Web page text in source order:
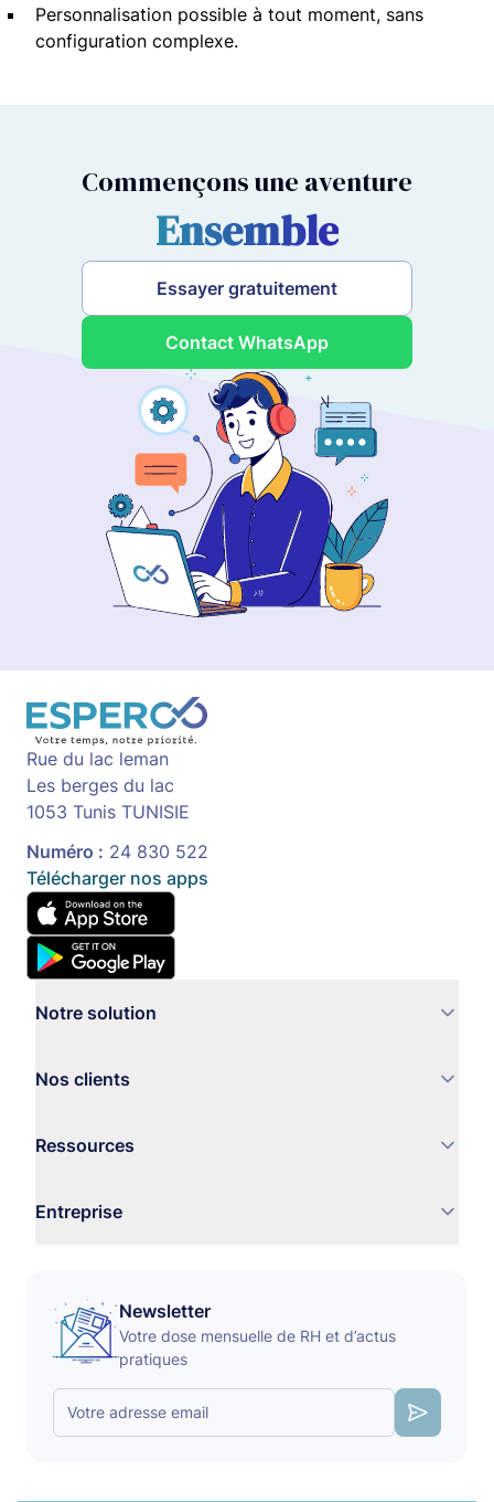
Personnalisation possible à tout moment, sans
configuration complexe.
Commençons une aventure
Ensemble
Essayer gratuitement
Contact WhatsApp
Rue du lac leman
Les berges du lac
1053 Tunis TUNISIE
Numéro : 24 830 522
Télécharger nos apps
Notre solution
Nos clients
Ressources
Entreprise
Newsletter
Votre dose mensuelle de RH et d’actus
pratiques
Votre adresse email